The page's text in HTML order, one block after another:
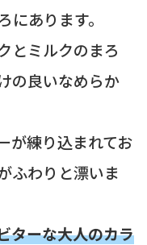
あります。
とミルクのまろ
の良いなめらか
が練り込まれてお
ふわりと漂いま
ターな大人のカラ